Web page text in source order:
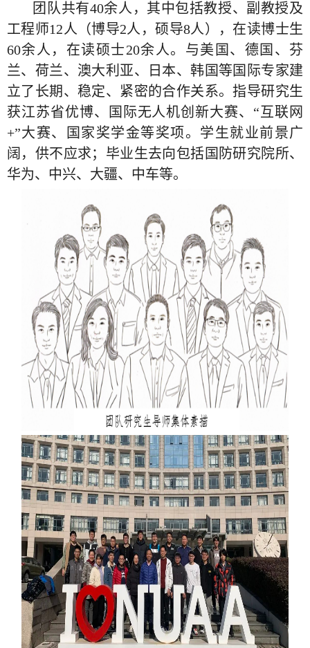
团队共有40余人，其中包括教授、副教授及
工程师12人（博导2人，硕导8人），在读博士生
60余人，在读硕士20余人。与美国、德国、芬
兰、荷兰、澳大利亚、日本、韩国等国际专家建
立了长期、稳定、紧密的合作关系。指导研究生
获江苏省优博、国际无人机创新大赛、“互联网
+”大赛、国家奖学金等奖项。学生就业前景广
阔，供不应求；毕业生去向包括国防研究院所、
华为、中兴、大疆、中车等。